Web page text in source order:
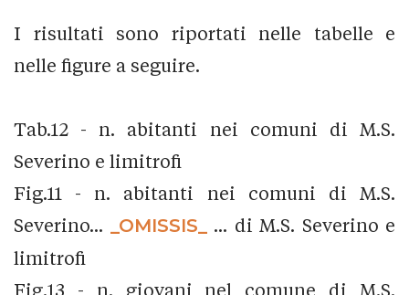
I risultati sono riportati nelle tabelle e
nelle figure a seguire.
Tab.12 - n. abitanti nei comuni di M.S.
Severino e limitrofi
Fig.11 - n. abitanti nei comuni di M.S.
Severino...
_OMISSIS_
... di M.S. Severino e
limitrofi
Fig.13 - n. giovani nel comune di M.S.